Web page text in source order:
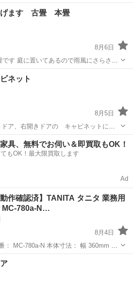
ます 古畳 本畳
8月6日
す 庭に置いてあるので雨風にさらされ
てます 庭や畑の肥料にいかがでしょうか 積み込みお手伝いできます
その他
ネット
8月5日
ドア、右開きドアの キャビネットにな
駅 その他
具、無料でお伺い＆即買取もOK！
もOK！最大限買取します
Ad
動作確認済】TANITA タニタ 業務用
MC-780a-N…
8月4日
駅